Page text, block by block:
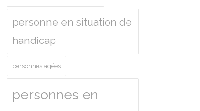
personne en situation de
handicap
personnes agées
personnes en